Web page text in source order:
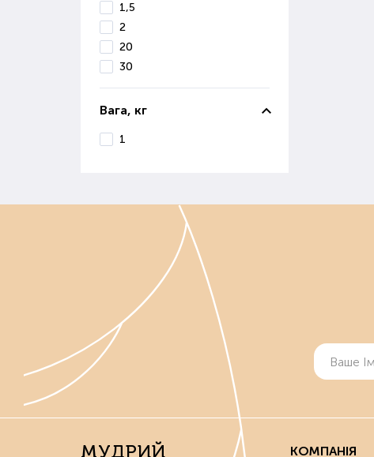
1,5
2
20
30
Вага, кг
1
МУДРИЙ КОМПАНІЯ